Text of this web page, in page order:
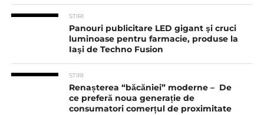
STIRI
Panouri publicitare LED gigant şi cruci
luminoase pentru farmacie, produse la
Iaşi de Techno Fusion
STIRI
Renașterea “băcăniei” moderne – De
ce preferă noua generație de
consumatori comerțul de proximitate